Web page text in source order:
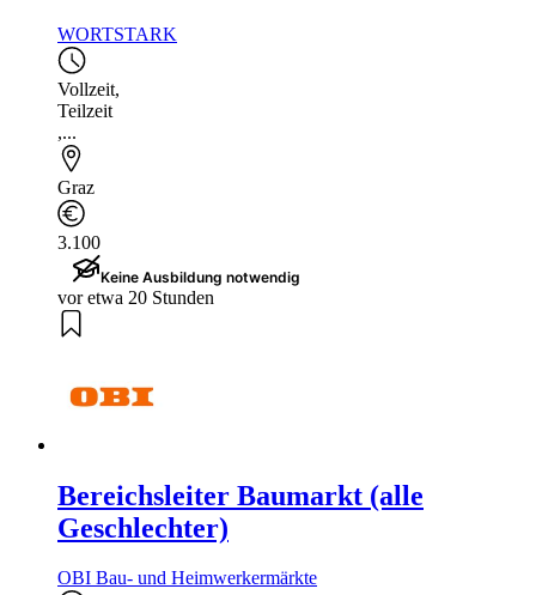
WORTSTARK
Vollzeit,
Teilzeit
,...
Graz
3.100
Keine Ausbildung notwendig
vor etwa 20 Stunden
Bereichsleiter Baumarkt (alle
Geschlechter)
OBI Bau- und Heimwerkermärkte